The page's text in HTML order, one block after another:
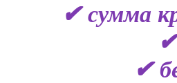
✔ сумма
✔